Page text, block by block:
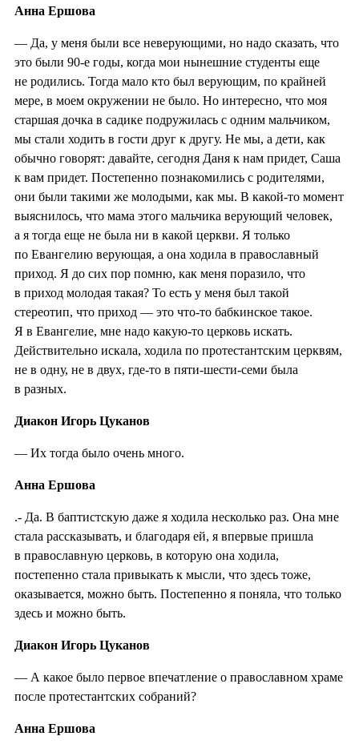
Анна Ершова
— Да, у меня были все неверующими, но надо сказать, что
это были 90-е годы, когда мои нынешние студенты еще
не родились. Тогда мало кто был верующим, по крайней
мере, в моем окружении не было. Но интересно, что моя
старшая дочка в садике подружилась с одним мальчиком,
мы стали ходить в гости друг к другу. Не мы, а дети, как
обычно говорят: давайте, сегодня Даня к нам придет, Саша
к вам придет. Постепенно познакомились с родителями,
они были такими же молодыми, как мы. В какой-то момент
выяснилось, что мама этого мальчика верующий человек,
а я тогда еще не была ни в какой церкви. Я только
по Евангелию верующая, а она ходила в православный
приход. Я до сих пор помню, как меня поразило, что
в приход молодая такая? То есть у меня был такой
стереотип, что приход — это что-то бабкинское такое.
Я в Евангелие, мне надо какую-то церковь искать.
Действительно искала, ходила по протестантским церквям,
не в одну, не в двух, где-то в пяти-шести-семи была
в разных.
Диакон Игорь Цуканов
— Их тогда было очень много.
Анна Ершова
.- Да. В баптистскую даже я ходила несколько раз. Она мне
стала рассказывать, и благодаря ей, я впервые пришла
в православную церковь, в которую она ходила,
постепенно стала привыкать к мысли, что здесь тоже,
оказывается, можно быть. Постепенно я поняла, что только
здесь и можно быть.
Диакон Игорь Цуканов
— А какое было первое впечатление о православном храме
после протестантских собраний?
Анна Ершова